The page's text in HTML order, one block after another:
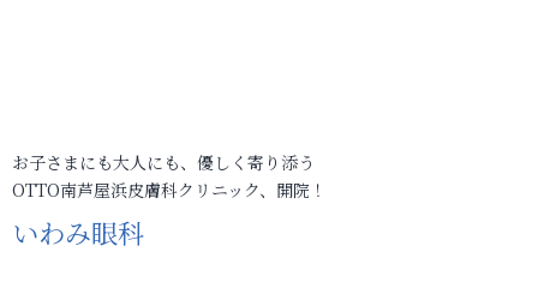
お子さまにも大人にも、優しく寄り添う
OTTO南芦屋浜皮膚科クリニック、開院！
いわみ眼科